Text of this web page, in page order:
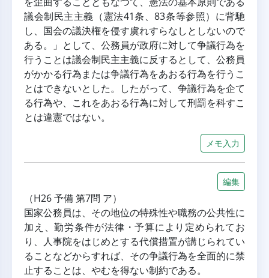
議会制民主主義（憲法41条、83条等参照）に背馳
し、国会の議決権を侵す虞れすらなしとしないので
ある。」として、公務員が政府に対して争議行為を
行うことは議会制民主主義に反するとして、公務員
がかかる行為または争議行為をあおる行為を行うこ
とはできないとした。したがって、争議行為を企て
る行為や、これをあおる行為に対して刑罰を科すこ
とは違憲ではない。
メモ入力
編集
（H26 予備 第7問 ア）
国家公務員は、その地位の特殊性や職務の公共性に
加え、勤労条件が法律・予算により定められてお
り、人事院をはじめとする代償措置が講じられてい
ることなどからすれば、その争議行為を全面的に禁
止することは、やむを得ない制約である。